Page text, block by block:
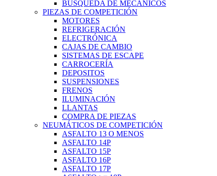
BÚSQUEDA DE MECÁNICOS
PIEZAS DE COMPETICIÓN
MOTORES
REFRIGERACIÓN
ELECTRÓNICA
CAJAS DE CAMBIO
SISTEMAS DE ESCAPE
CARROCERÍA
DEPOSITOS
SUSPENSIONES
FRENOS
ILUMINACIÓN
LLANTAS
COMPRA DE PIEZAS
NEUMÁTICOS DE COMPETICIÓN
ASFALTO 13 O MENOS
ASFALTO 14P
ASFALTO 15P
ASFALTO 16P
ASFALTO 17P